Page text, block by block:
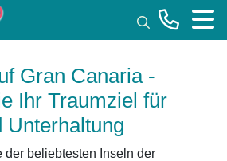
Gran Canaria -
Ihr Traumziel für
Unterhaltung
der beliebtesten Inseln der